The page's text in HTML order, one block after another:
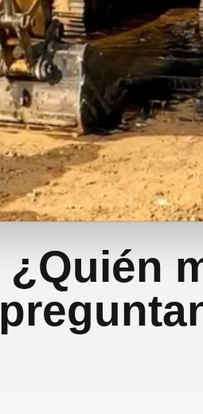
¿Quién